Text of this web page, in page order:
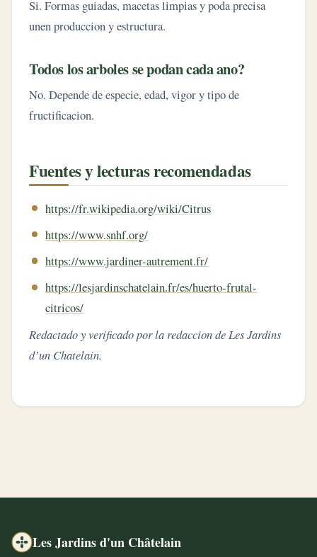
Si. Formas guiadas, macetas limpias y poda precisa
unen produccion y estructura.
Todos los arboles se podan cada ano?
No. Depende de especie, edad, vigor y tipo de
fructificacion.
Fuentes y lecturas recomendadas
https://fr.wikipedia.org/wiki/Citrus
https://www.snhf.org/
https://www.jardiner-autrement.fr/
https://lesjardinschatelain.fr/es/huerto-frutal-
citricos/
Redactado y verificado por la redaccion de Les Jardins
d’un Chatelain.
Les Jardins d'un Châtelain